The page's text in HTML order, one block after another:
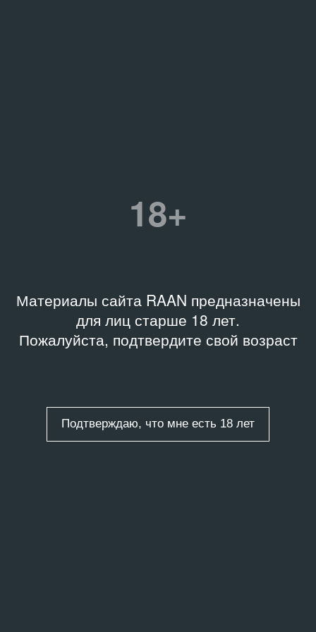
18+
Материалы сайта RAAN предназначены
для лиц старше 18 лет.
Пожалуйста, подтвердите свой возраст
Подтверждаю, что мне есть 18 лет